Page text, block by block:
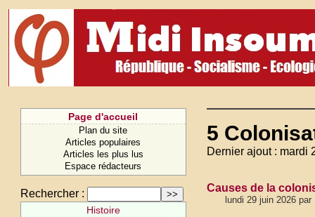
Page d'accueil
Plan du site
Articles populaires
Articles les plus lus
Espace rédacteurs
Rechercher :
Histoire
5
Dernier ajout : mardi
Causes de la
lundi 29 juin 2026